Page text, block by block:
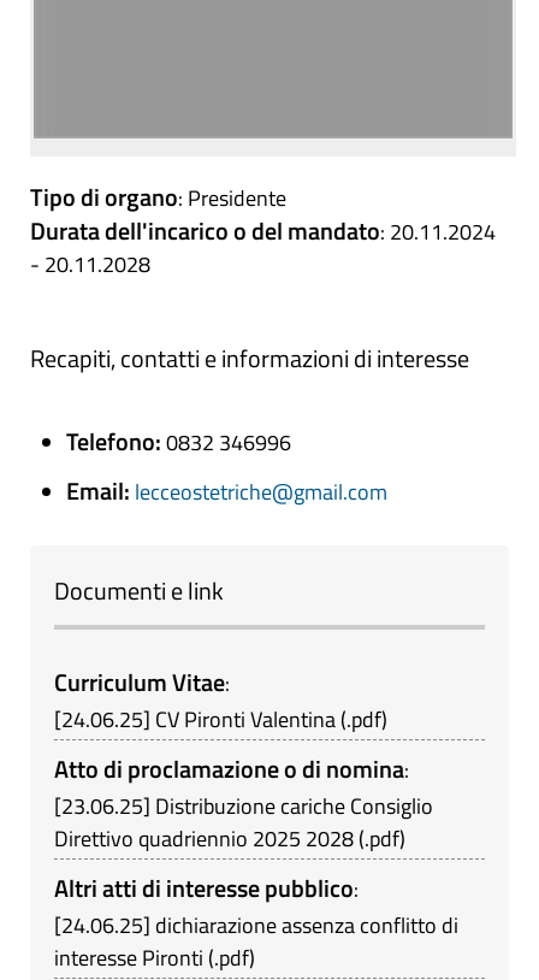
Tipo di organo: Presidente
Durata dell'incarico o del mandato: 20.11.2024
- 20.11.2028
Recapiti, contatti e informazioni di interesse
Telefono:0832 346996
Email: lecceostetriche@gmail.com
Documenti e link
Curriculum Vitae:
[24.06.25] CV Pironti Valentina(.pdf)
Atto di proclamazione o di nomina:
[23.06.25] Distribuzione cariche Consiglio
Direttivo quadriennio 2025 2028(.pdf)
Altri atti di interesse pubblico:
[24.06.25] dichiarazione assenza conflitto di
interesse Pironti (.pdf)